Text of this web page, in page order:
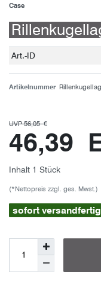
Case
Technisches
Wert
Art.-ID
Artikelnummer
UVP 56,05 €
46,39
Inhalt 1 Stück
(*Nettopreis zzgl. ges. Mwst.)
sofort versandfertig